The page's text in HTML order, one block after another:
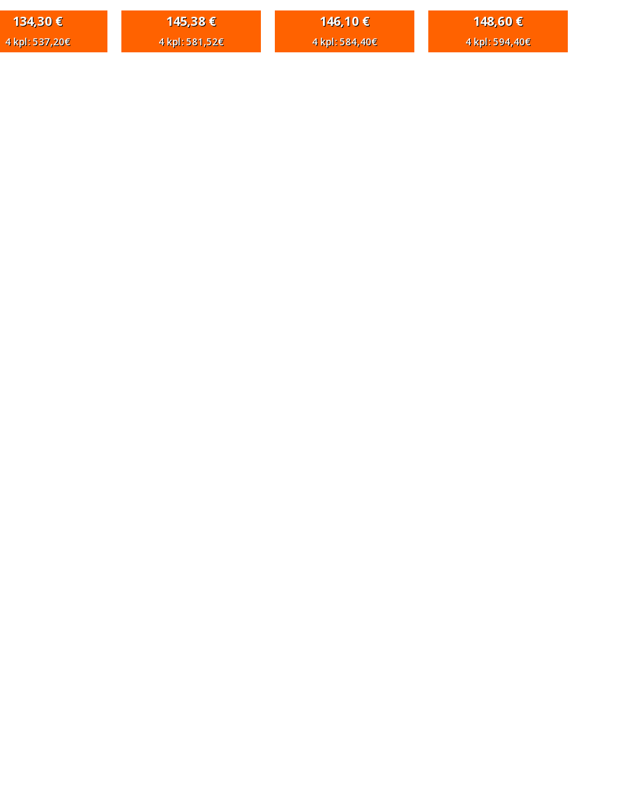
134,30 €
4 kpl: 537,20€
145,38 €
4 kpl: 581,52€
146,10 €
4 kpl: 584,40€
148,60 €
4 kpl: 594,40€